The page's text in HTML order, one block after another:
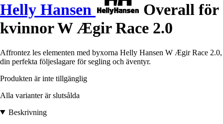
Helly Hansen
Overall för
kvinnor W Ægir Race 2.0
Affrontez les elementen med byxorna Helly Hansen W Ægir Race 2.0,
din perfekta följeslagare för segling och äventyr.
Produkten är inte tillgänglig
Alla varianter är slutsålda
Beskrivning